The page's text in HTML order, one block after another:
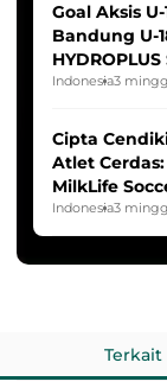
Goal Aksis
Bandung U-
2025/2026
Indonesia3
Cipta
Atlet
MilkLife
Indonesia3
Terkait